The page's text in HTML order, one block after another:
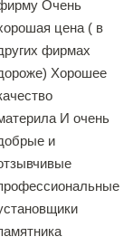
Очень
цена ( в
фирмах
Хорошее
И очень
и